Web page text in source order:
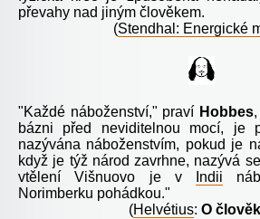
převahy nad jiným člověkem.
(Stendhal: Energické
"Každé náboženství," praví Hobbes
bázni před neviditelnou mocí, je
nazývána náboženstvím, pokud je
když je týž národ zavrhne, nazývá
vtělení Višnuovo je v
Indii
Norimberku pohádkou."
(Helvétius: O